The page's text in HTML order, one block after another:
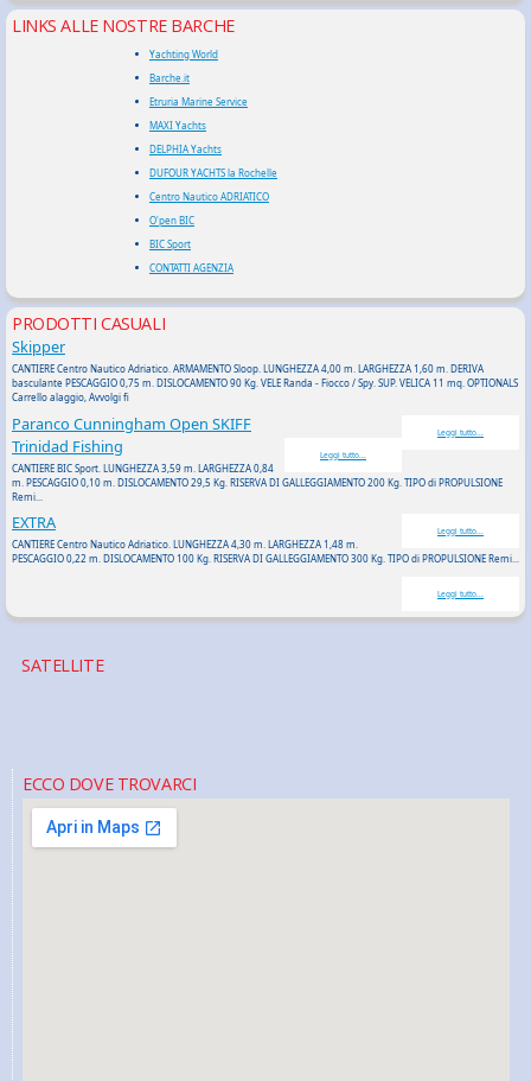
LINKS ALLE NOSTRE BARCHE
Yachting World
Barche.it
Etruria Marine Service
MAXI Yachts
DELPHIA Yachts
DUFOUR YACHTS la Rochelle
Centro Nautico ADRIATICO
O'pen BIC
BIC Sport
CONTATTI AGENZIA
PRODOTTI CASUALI
Skipper
CANTIERE Centro Nautico Adriatico. ARMAMENTO Sloop. LUNGHEZZA 4,00 m. LARGHEZZA 1,60 m. DERIVA
basculante PESCAGGIO 0,75 m. DISLOCAMENTO 90 Kg. VELE Randa - Fiocco / Spy. SUP. VELICA 11 mq. OPTIONALS
Carrello alaggio, Avvolgi fi
Leggi tutto...
Paranco Cunningham Open SKIFF
Leggi tutto...
Trinidad Fishing
CANTIERE BIC Sport. LUNGHEZZA 3,59 m. LARGHEZZA 0,84
m. PESCAGGIO 0,10 m. DISLOCAMENTO 29,5 Kg. RISERVA DI GALLEGGIAMENTO 200 Kg. TIPO di PROPULSIONE
Remi...
Leggi tutto...
EXTRA
CANTIERE Centro Nautico Adriatico. LUNGHEZZA 4,30 m. LARGHEZZA 1,48 m.
PESCAGGIO 0,22 m. DISLOCAMENTO 100 Kg. RISERVA DI GALLEGGIAMENTO 300 Kg. TIPO di PROPULSIONE Remi...
Leggi tutto...
SATELLITE
ECCO DOVE TROVARCI